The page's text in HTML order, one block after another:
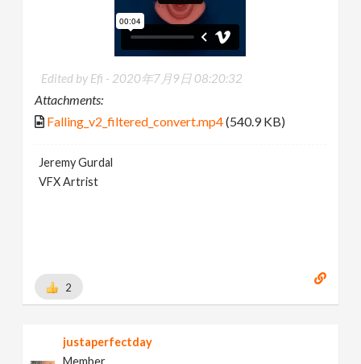
Edited by Efi - 2020年7月9日 08:20:32
Attachments:
Falling_v2_filtered_convert.mp4(540.9 KB)
Jeremy Gurdal
VFX Artrist
2
justaperfectday
Member